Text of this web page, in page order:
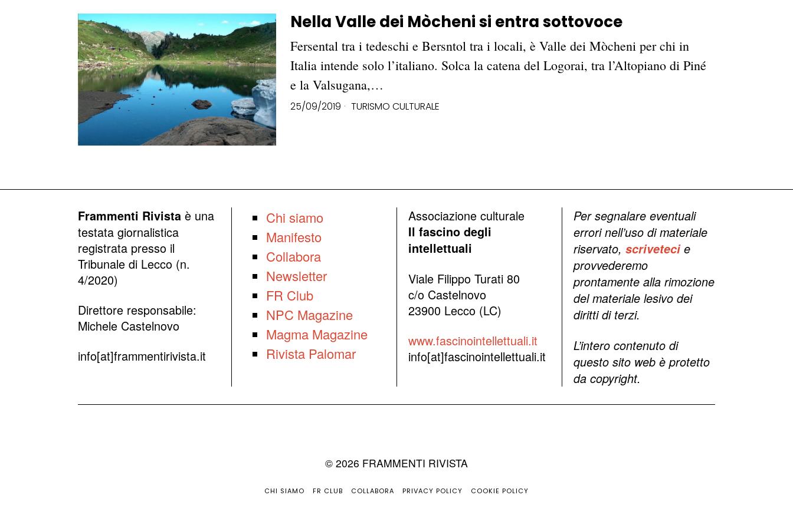
Nella Valle dei Mòcheni si entra sottovoce
Fersental tra i tedeschi e Bersntol tra i locali, è Valle dei Mòcheni per chi in
Italia intende solo l’italiano. Solca la catena del Logorai, tra l’Altopiano di Piné
e la Valsugana,…
25/09/2019 TURISMO CULTURALE
Frammenti Rivista è una
testata giornalistica
registrata presso il
Tribunale di Lecco (n.
4/2020)
Direttore responsabile:
Michele Castelnovo
info[at]frammentirivista.it
Chi siamo
Manifesto
Collabora
Newsletter
FR Club
NPC Magazine
Magma Magazine
Rivista Palomar
Associazione culturale
Il fascino degli
intellettuali
Viale Filippo Turati 80
c/o Castelnovo
23900 Lecco (LC)
www.fascinointellettuali.it
info[at]fascinointellettuali.it
Per segnalare eventuali
errori nell’uso di materiale
riservato, scriveteci e
provvederemo
prontamente alla rimozione
del materiale lesivo dei
diritti di terzi.
L’intero contenuto di
questo sito web è protetto
da copyright.
© 2026 FRAMMENTI RIVISTA
CHI SIAMO FR CLUB COLLABORA PRIVACY POLICY COOKIE POLICY